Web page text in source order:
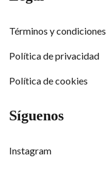
Términos y condiciones
Política de privacidad
Política de cookies
Síguenos
Instagram